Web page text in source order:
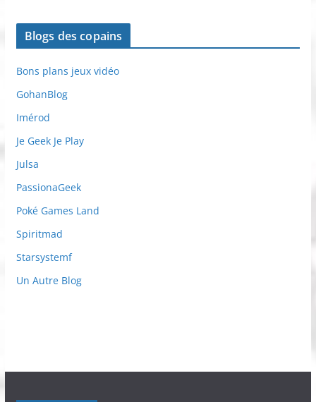
Blogs des copains
Bons plans jeux vidéo
GohanBlog
Imérod
Je Geek Je Play
Julsa
PassionaGeek
Poké Games Land
Spiritmad
Starsystemf
Un Autre Blog